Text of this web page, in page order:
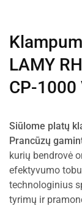
LAMY
CP-
Siūlome platų
Prancūzų
kurių bendrovė
efektyvumo
technologinius
tyrimų ir